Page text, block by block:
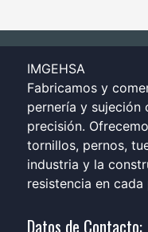
IMGEHSA
Fabricamos y
pernería y sujeción
precisión.
tornillos, pernos,
industria y la
resistencia en cada
Datos de Contacto: